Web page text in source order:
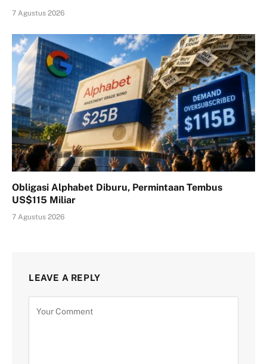
7 Agustus 2026
Obligasi Alphabet Diburu, Permintaan Tembus
US$115 Miliar
7 Agustus 2026
LEAVE A REPLY